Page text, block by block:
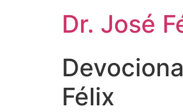
Dr. José
Félix